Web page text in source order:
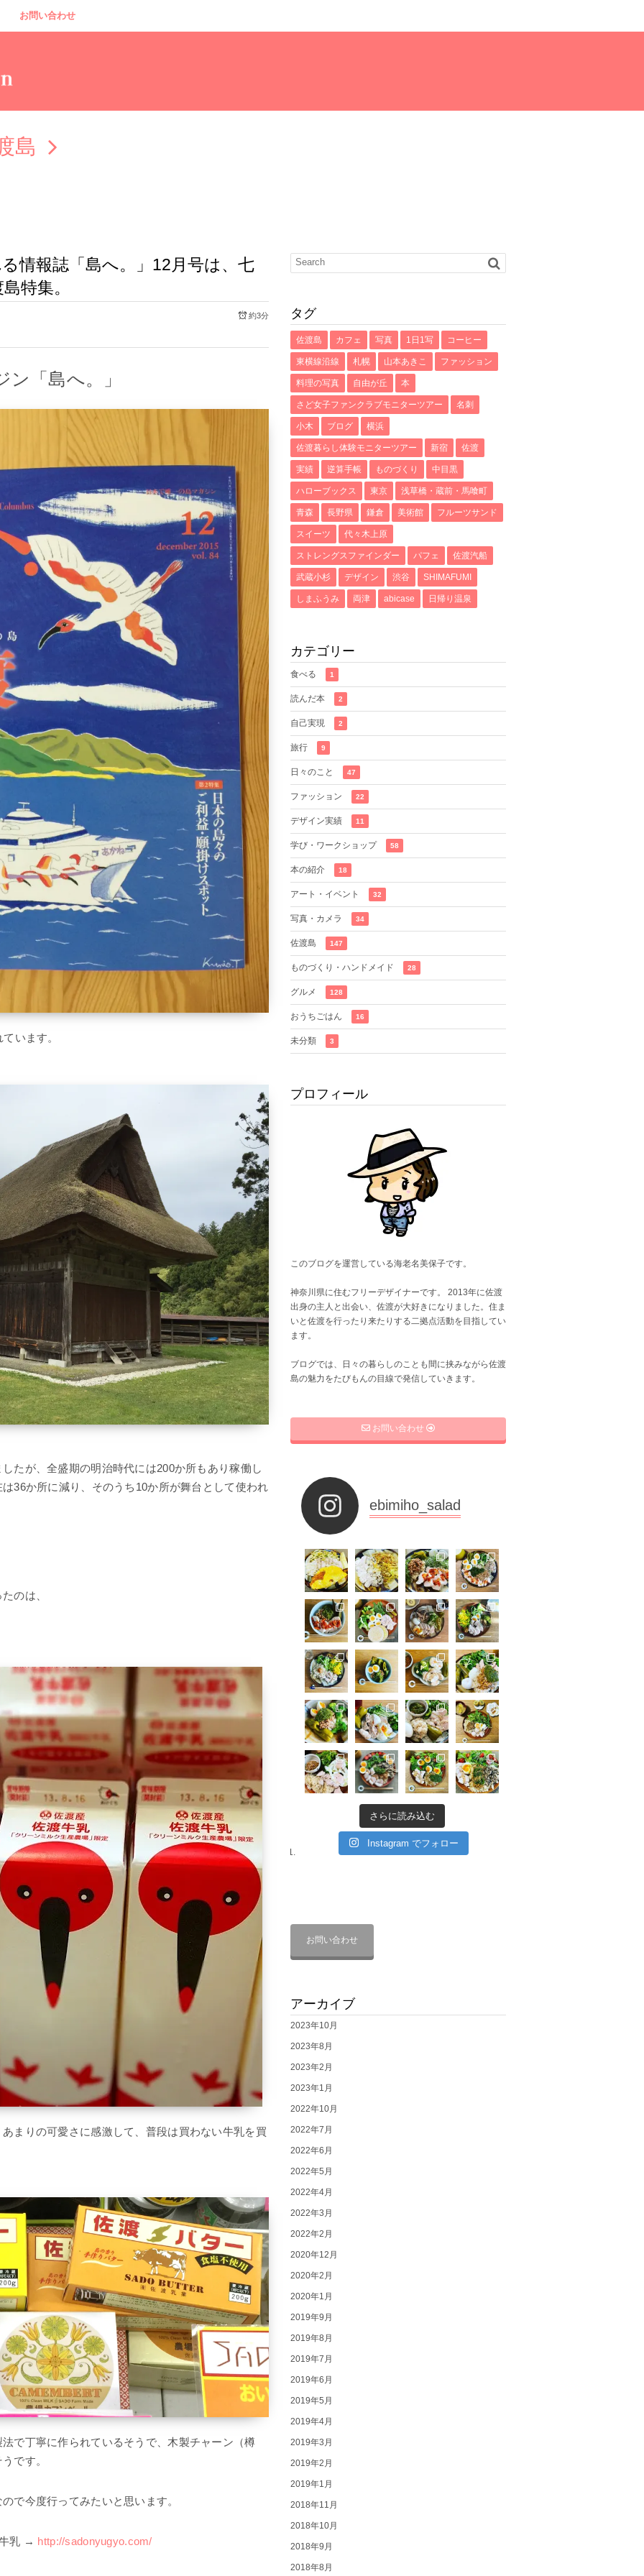
お問い合わせ
島
情報誌「島へ。」12月号は、七
特集。
約3分
「島へ。」
います。
たが、全盛期の明治時代には200か所もあり稼働し
36か所に減り、そのうち10か所が舞台として使われ
のは、
まりの可愛さに感激して、普段は買わない牛乳を買
で丁寧に作られているそうで、木製チャーン（樽
です。
で今度行ってみたいと思います。
乳 → http://sadonyugyo.com/
タグ
佐渡島 カフェ 写真 1日1写 コーヒー
東横線沿線 札幌 山本あきこ ファッション
料理の写真 自由が丘 本
さど女子ファンクラブモニターツアー 名刺
小木 ブログ 横浜
佐渡暮らし体験モニターツアー 新宿 佐渡
実績 逆算手帳 ものづくり 中目黒
ハローブックス 東京 浅草橋・蔵前・馬喰町
青森 長野県 鎌倉 美術館 フルーツサンド
スイーツ 代々木上原
ストレングスファインダー パフェ 佐渡汽船
武蔵小杉 デザイン 渋谷 SHIMAFUMI
しまふうみ 両津 abicase 日帰り温泉
カテゴリー
食べる 1
読んだ本 2
自己実現 2
旅行 9
日々のこと 47
ファッション 22
デザイン実績 11
学び・ワークショップ 58
本の紹介 18
アート・イベント 32
写真・カメラ 34
佐渡島 147
ものづくり・ハンドメイド 28
グルメ 128
おうちごはん 16
未分類 3
プロフィール
このブログを運営している海老名美保子です。
神奈川県に住むフリーデザイナーです。 2013年に佐渡
出身の主人と出会い、佐渡が大好きになりました。住ま
いと佐渡を行ったり来たりする二拠点活動を目指してい
ます。
ブログでは、日々の暮らしのことも間に挟みながら佐渡
島の魅力をたびもんの目線で発信していきます。
お問い合わせ
ebimiho_salad
さらに読み込む
Instagram でフォロー
お問い合わせ
アーカイブ
2023年10月
2023年8月
2023年2月
2023年1月
2022年10月
2022年7月
2022年6月
2022年5月
2022年4月
2022年3月
2022年2月
2020年12月
2020年2月
2020年1月
2019年9月
2019年8月
2019年7月
2019年6月
2019年5月
2019年4月
2019年3月
2019年2月
2019年1月
2018年11月
2018年10月
2018年9月
2018年8月